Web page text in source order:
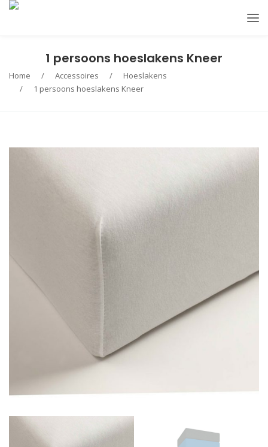
1 persoons hoeslakens Kneer
Home / Accessoires /
Hoeslakens
/
1 persoons hoeslakens Kneer